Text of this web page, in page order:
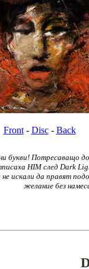
Front- Disc- Back
букви! Потресаващо
HIM след Dark
не искали да правят
желание без